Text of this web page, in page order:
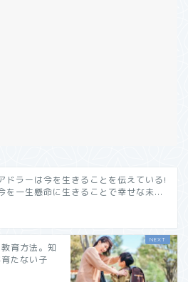
ドラーは今を生きることを伝えている!
を一生懸命に生きることで幸せな未...
育方法。知
たない子